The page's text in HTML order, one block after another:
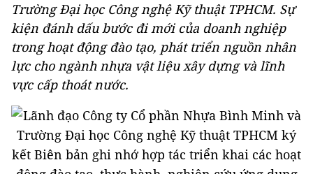
Trường Đại học Công nghệ Kỹ thuật TPHCM. Sự
kiện đánh dấu bước đi mới của doanh nghiệp
trong hoạt động đào tạo, phát triển nguồn nhân
lực cho ngành nhựa vật liệu xây dựng và lĩnh
vực cấp thoát nước.